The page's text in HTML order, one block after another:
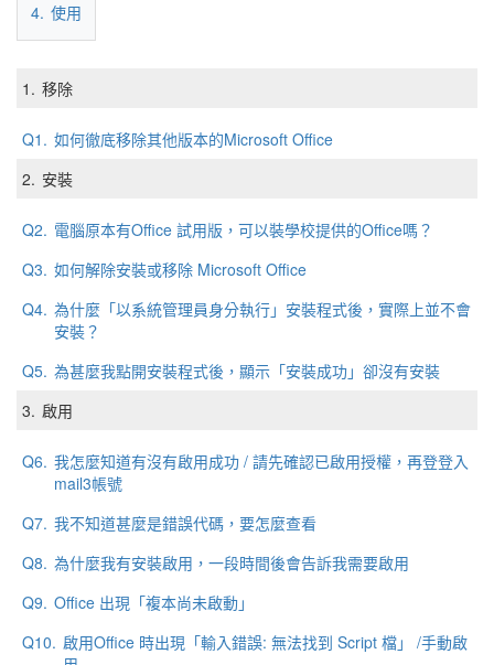
4. 使用
1. 移除
Q1. 如何徹底移除其他版本的Microsoft Office
2. 安裝
Q2. 電腦原本有Office 試用版，可以裝學校提供的Office嗎？
Q3. 如何解除安裝或移除 Microsoft Office
Q4. 為什麼「以系統管理員身分執行」安裝程式後，實際上並不會
安裝？
Q5. 為甚麼我點開安裝程式後，顯示「安裝成功」卻沒有安裝
3. 啟用
Q6. 我怎麼知道有沒有啟用成功 / 請先確認已啟用授權，再登登入
mail3帳號
Q7. 我不知道甚麼是錯誤代碼，要怎麼查看
Q8. 為什麼我有安裝啟用，一段時間後會告訴我需要啟用
Q9. Office 出現「複本尚未啟動」
Q10. 啟用Office 時出現「輸入錯誤: 無法找到 Script 檔」 /手動啟